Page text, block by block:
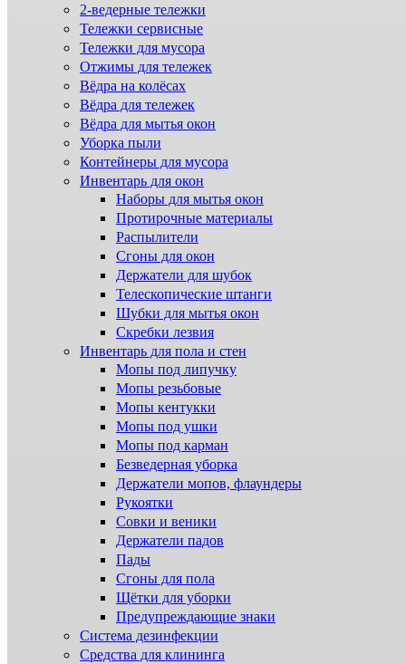
2-ведерные тележки
Тележки сервисные
Тележки для мусора
Отжимы для тележек
Вёдра на колёсах
Вёдра для тележек
Вёдра для мытья окон
Уборка пыли
Контейнеры для мусора
Инвентарь для окон
Наборы для мытья окон
Протирочные материалы
Распылители
Сгоны для окон
Держатели для шубок
Телескопические штанги
Шубки для мытья окон
Скребки лезвия
Инвентарь для пола и стен
Мопы под липучку
Мопы резьбовые
Мопы кентукки
Мопы под ушки
Мопы под карман
Безведерная уборка
Держатели мопов, флаундеры
Рукоятки
Совки и веники
Держатели падов
Пады
Сгоны для пола
Щётки для уборки
Предупреждающие знаки
Система дезинфекции
Cредства для клининга